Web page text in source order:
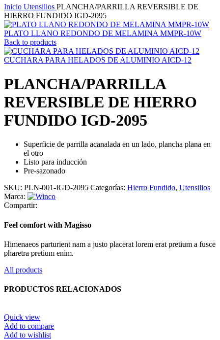
Inicio Utensilios PLANCHA/PARRILLA REVERSIBLE DE
HIERRO FUNDIDO IGD-2095
PLATO LLANO REDONDO DE MELAMINA MMPR-10W
Back to products
CUCHARA PARA HELADOS DE ALUMINIO AICD-12
PLANCHA/PARRILLA
REVERSIBLE DE HIERRO
FUNDIDO IGD-2095
Superficie de parrilla acanalada en un lado, plancha plana en
el otro
Listo para inducción
Pre-sazonado
SKU: PLN-001-IGD-2095 Categorías: Hierro Fundido, Utensilios
Marca:
Compartir:
Feel comfort with Magisso
Himenaeos parturient nam a justo placerat lorem erat pretium a fusce
pharetra pretium enim.
All products
PRODUCTOS RELACIONADOS
Quick view
Add to compare
Add to wishlist